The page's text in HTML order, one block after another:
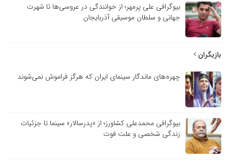
بیوگرافی علی پرمهر؛ از خوانندگی در عروسی‌ها تا شهرت
جهانی و سلطان موسیقی آذربایجان
بازیگران
چهره‌های ماندگار سینمای ایران که هرگز فراموش نمی‌شوند
بیوگرافی محمدعلی کشاورز؛ از «پدرسالار» سینما تا جزئیات
زندگی شخصی و علت فوت